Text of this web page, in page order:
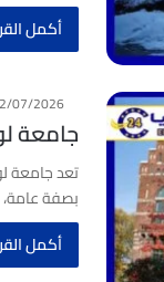
أكمل
07/2026
جامعة
تعد جامعة
بصفة عامة،
أكمل